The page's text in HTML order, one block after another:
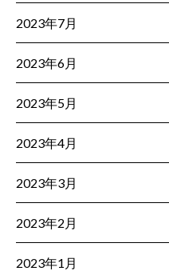
2023年7月
2023年6月
2023年5月
2023年4月
2023年3月
2023年2月
2023年1月